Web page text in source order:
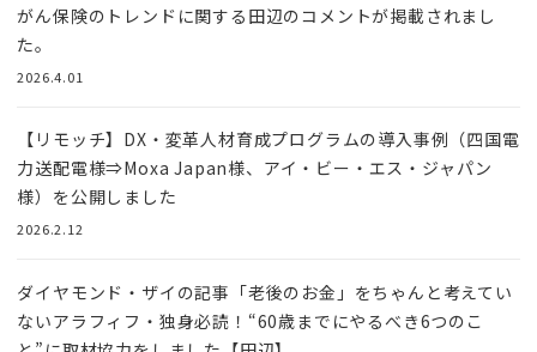
がん保険のトレンドに関する田辺のコメントが掲載されまし
た。
2026.4.01
【リモッチ】DX・変革人材育成プログラムの導入事例（四国電
力送配電様⇒Moxa Japan様、アイ・ビー・エス・ジャパン
様）を公開しました
2026.2.12
ダイヤモンド・ザイの記事「老後のお金」をちゃんと考えてい
ないアラフィフ・独身必読！“60歳までにやるべき6つのこ